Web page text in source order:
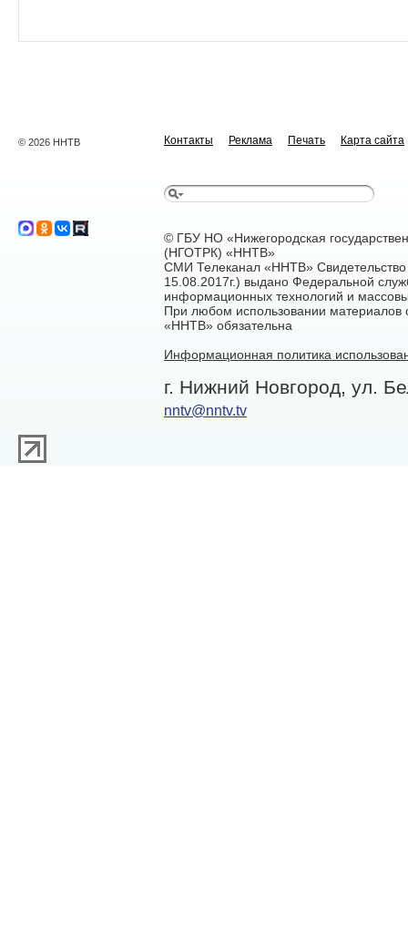
© 2026 ННТВ Контакты Реклама Печать Карта сайта
© ГБУ НО «Нижегородская
(НГОТРК) «ННТВ»
СМИ Телеканал «ННТВ»
15.08.2017г.) выдано Федеральной
информационных технологий и
При любом использовании материалов
«ННТВ» обязательна
Информационная политика
г. Нижний Новгород, ул.
nntv@nntv.tv